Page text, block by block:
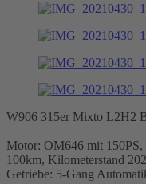
W906 315er Mixto L2H2
Motor: OM646 mit
100km, Kilometerstand
Getriebe: 5-Gang